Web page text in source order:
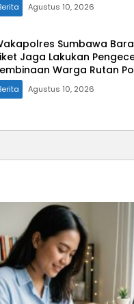
Agustus 10, 2026
Sumbawa
Jaga Lakukan
Warga Rutan
Agustus 10, 2026